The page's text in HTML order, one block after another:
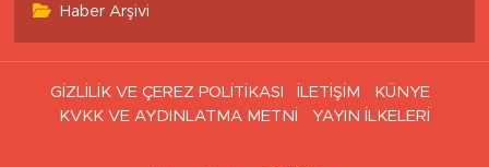
Haber Arşivi
GİZLİLİK VE ÇEREZ POLİTİKASI İLETİŞİM
KÜNYE
KVKK VE AYDINLATMA METNİ
YAYIN İLKELERİ